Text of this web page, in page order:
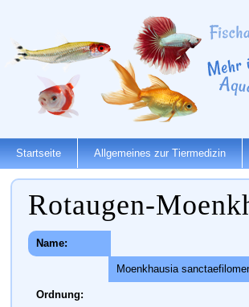
Startseite Allgemeines zur Tiermedizin
Rotaugen-
Name:
Moenkhausia
Ordnung: